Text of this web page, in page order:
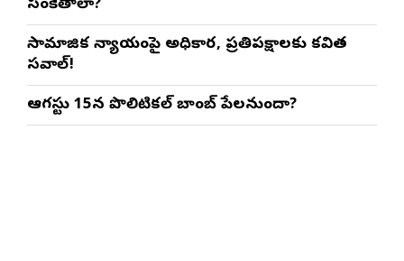
సంకేతాలా?
సామాజిక న్యాయంపై అధికార, ప్రతిపక్షాలకు కవిత
సవాల్!
ఆగస్టు 15న పొలిటికల్ బాంబ్ పేలనుందా?